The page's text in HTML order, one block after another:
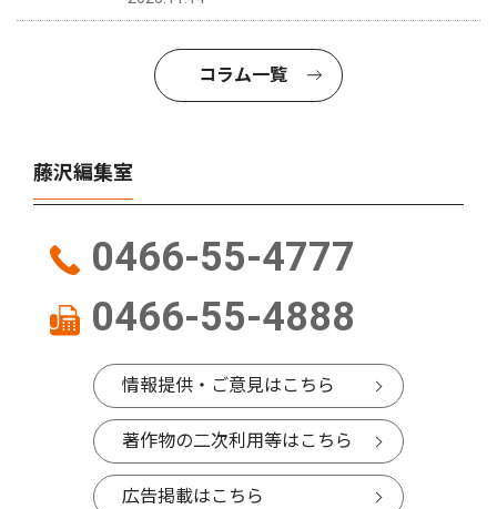
コラム一覧
藤沢編集室
0466-55-4777
0466-55-4888
情報提供・ご意見はこちら
著作物の二次利用等はこちら
広告掲載はこちら